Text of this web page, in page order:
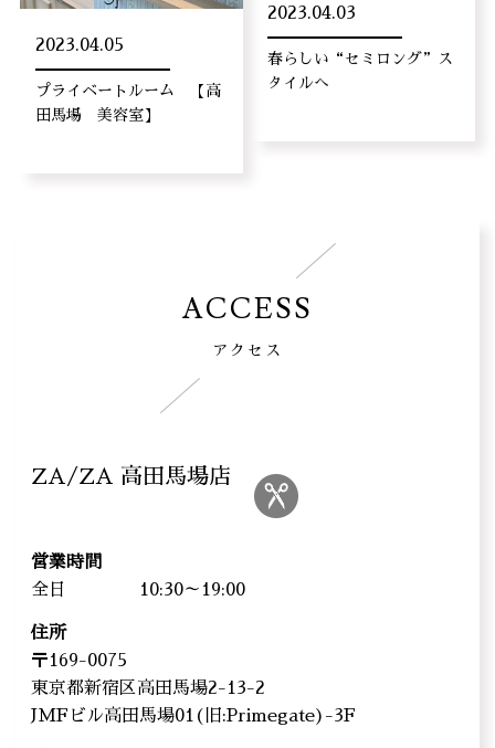
2023.04.05
プライベートルーム 【高
田馬場 美容室】
2023.04.03
春らしい“セミロング”ス
タイルへ
ACCESS
アクセス
ZA/ZA 高田馬場店
営業時間
全日
10:30～19:00
住所
〒169-0075
東京都新宿区高田馬場2-13-2
JMFビル高田馬場01(旧:Primegate)-3F